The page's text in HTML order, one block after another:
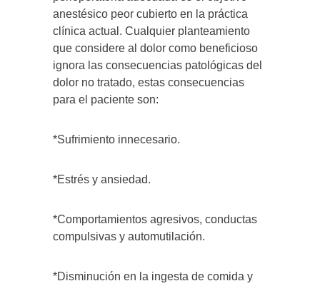
anestésico peor cubierto en la práctica
clínica actual. Cualquier planteamiento
que considere al dolor como beneficioso
ignora las consecuencias patológicas del
dolor no tratado, estas consecuencias
para el paciente son:
*Sufrimiento innecesario.
*Estrés y ansiedad.
*Comportamientos agresivos, conductas
compulsivas y automutilación.
*Disminución en la ingesta de comida y